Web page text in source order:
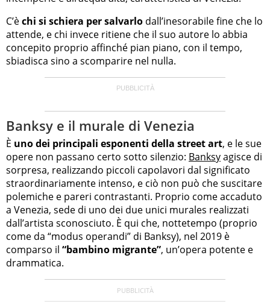
C’èchi si schiera per salvarlo dall’inesorabile fine che lo
attende, e chi invece ritiene che il suo autore lo abbia
concepito proprio affinché pian piano, con il tempo,
sbiadisca sino a scomparire nel nulla.
Banksy e il murale di Venezia
È uno dei principali esponenti della street art, e le sue
opere non passano certo sotto silenzio: Banksyagisce di
sorpresa, realizzando piccoli capolavori dal significato
straordinariamente intenso, e ciò non può che suscitare
polemiche e pareri contrastanti. Proprio come accaduto
a Venezia, sede di uno dei due unici murales realizzati
dall’artista sconosciuto. È qui che, nottetempo (proprio
come da “modus operandi” di Banksy), nel 2019 è
comparso il “bambino migrante”, un’opera potente e
drammatica.